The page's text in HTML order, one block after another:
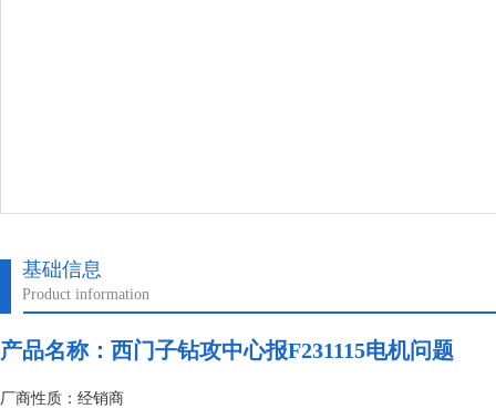
基础信息
Product information
产品名称： 西门子钻攻中心报F231115电机问题
厂商性质：经销商